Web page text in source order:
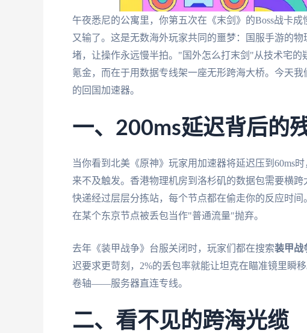
午夜悉尼的公寓里，你第五次在《末剑》的Boss战卡
又输了。这是无数海外玩家共同的噩梦：国服手游的
堵，让操作永远慢半拍。"国外怎么打末剑"从技术宅
氪金，而在于用数据专线架一座无形跨海大桥。今天
的回国加速器。
一、200ms延迟背后的
当你看到北美《原神》玩家用加速器将延迟压到60ms
来不及触发。香港物理机房到洛杉矶的数据包需要横
快递经过层层分拣站，每个节点都在偷走你的反应时
在某个东京节点被丢包当作"普通流量"抛弃。
去年《装甲战争》台服关闭时，玩家们都在搜索装甲战
迟要求更苛刻，2%的丢包率就能让坦克在瞄准镜里瞬
卷轴——服务器直连专线。
二、看不见的跨海光缆